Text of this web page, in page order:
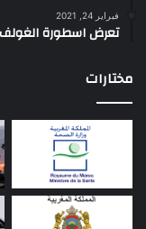
فبراير 24, 2021
تعرض اسطورة الغولف
مختارات